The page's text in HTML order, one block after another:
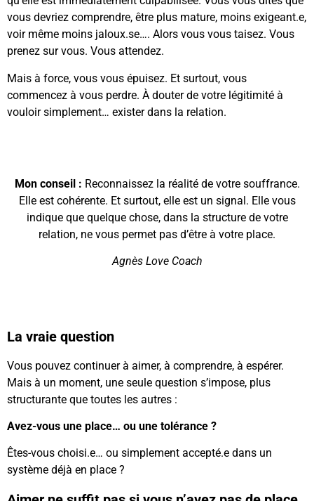
vous devriez comprendre, être plus mature, moins exigeant.e,
voir même moins jaloux.se…. Alors vous vous taisez. Vous
prenez sur vous. Vous attendez.
Mais à force, vous vous épuisez. Et surtout, vous
commencez à vous perdre. À douter de votre légitimité à
vouloir simplement… exister dans la relation.
Mon conseil : Reconnaissez la réalité de votre souffrance.
Elle est cohérente. Et surtout, elle est un signal. Elle vous
indique que quelque chose, dans la structure de votre
relation, ne vous permet pas d’être à votre place.
Agnès Love Coach
La vraie question
Vous pouvez continuer à aimer, à comprendre, à espérer.
Mais à un moment, une seule question s’impose, plus
structurante que toutes les autres :
Avez-vous une place… ou une tolérance ?
Êtes-vous choisi.e… ou simplement accepté.e dans un
système déjà en place ?